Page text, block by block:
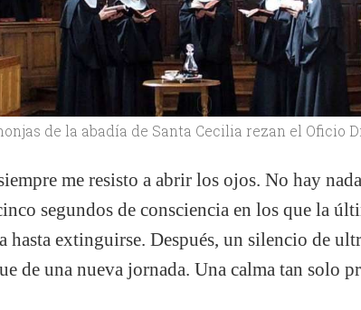
de la abadía de Santa Cecilia rezan el Oficio
me resisto a abrir los ojos. No hay
segundos de consciencia en los que la
hasta extinguirse. Después, un silencio de
de una nueva jornada. Una calma tan solo